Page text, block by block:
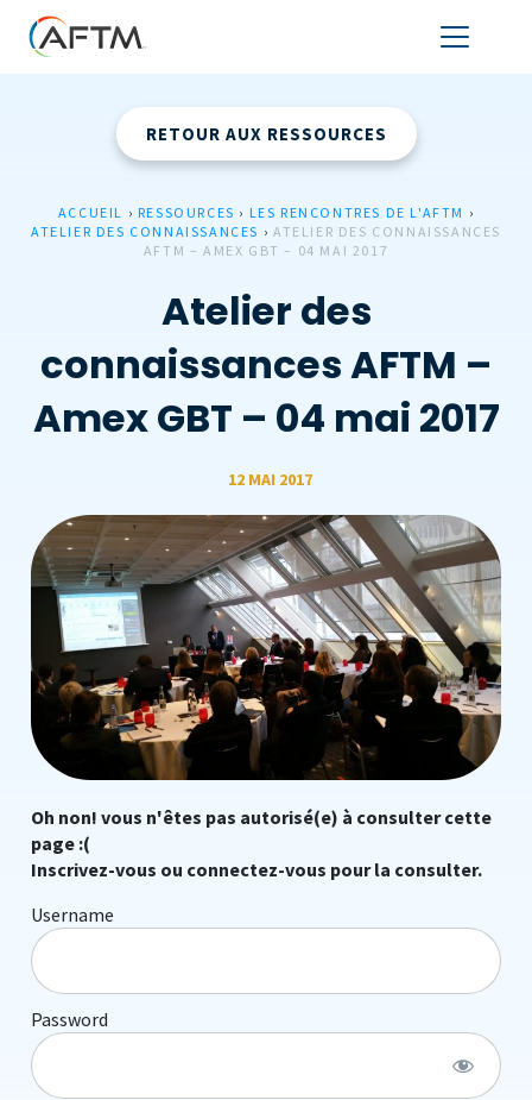
RETOUR AUX RESSOURCES
ACCUEIL › RESSOURCES › LES RENCONTRES DE L'AFTM ›
ATELIER DES CONNAISSANCES › ATELIER DES CONNAISSANCES
AFTM – AMEX GBT – 04 MAI 2017
Atelier des
connaissances AFTM –
Amex GBT – 04 mai 2017
12 MAI 2017
Oh non! vous n'êtes pas autorisé(e) à consulter cette
page :(
Inscrivez-vous ou connectez-vous pour la consulter.
Username
Password